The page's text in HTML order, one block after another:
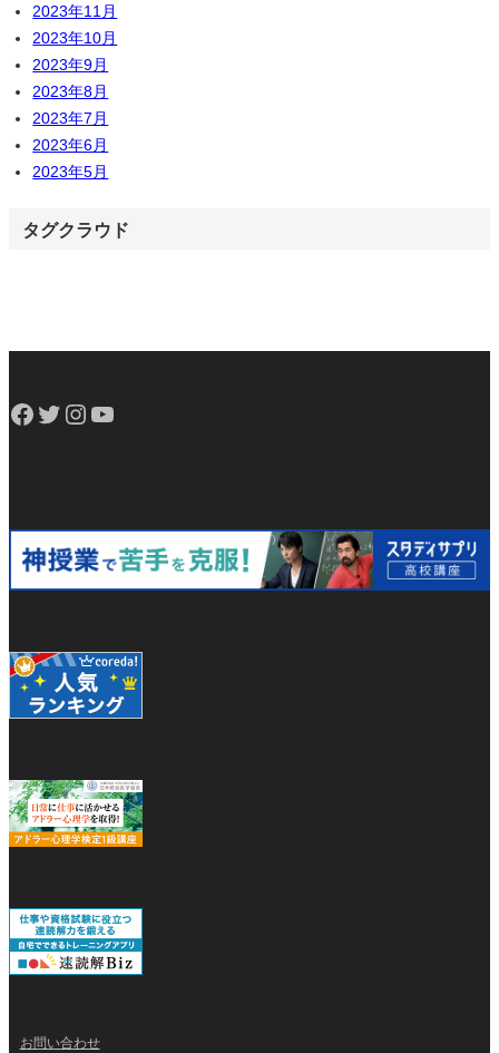
2023年11月
2023年10月
2023年9月
2023年8月
2023年7月
2023年6月
2023年5月
タグクラウド
Facebook Twitter Instagram YouTube
お問い合わせ